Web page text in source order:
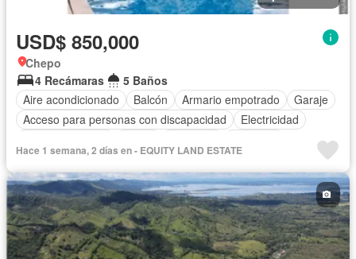
USD$ 850,000
Chepo
4 Recámaras
5 Baños
Aire acondicionado
Balcón Armario empotrado
Garaje
Acceso para personas con discapacidad
Electricidad
Gas natural
Vista panorámica Piscina
Hace 1 semana, 2 días en - EQUITY LAND ESTATE